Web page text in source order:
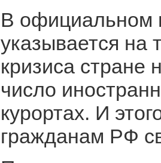
В
указывается на
кризиса стране
число
курортах. И
гражданам РФ